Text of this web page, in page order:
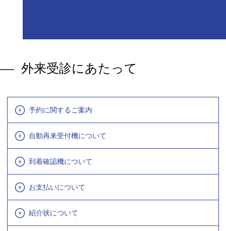
外来受診にあたって
予約に関するご案内
自動再来受付機について
到着確認機について
お支払いについて
紹介状について